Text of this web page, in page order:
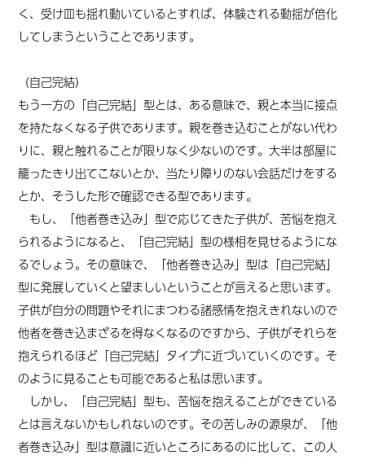
く、受け皿も揺れ動いているとすれば、体験される動揺が倍化
してしまうということであります。
（自己完結）
もう一方の「自己完結」型とは、ある意味で、親と本当に接点
を持たなくなる子供であります。親を巻き込むことがない代わ
りに、親と触れることが限りなく少ないのです。大半は部屋に
籠ったきり出てこないとか、当たり障りのない会話だけをする
とか、そうした形で確認できる型であります。
もし、「他者巻き込み」型で応じてきた子供が、苦悩を抱え
られるようになると、「自己完結」型の様相を見せるようにな
るでしょう。その意味で、「他者巻き込み」型は「自己完結」
型に発展していくと望ましいということが言えると思います。
子供が自分の問題やそれにまつわる諸感情を抱えきれないので
他者を巻き込まざるを得なくなるのですから、子供がそれらを
抱えられるほど「自己完結」タイプに近づいていくのです。そ
のように見ることも可能であると私は思います。
しかし、「自己完結」型も、苦悩を抱えることができている
とは言えないかもしれないのです。その苦しみの源泉が、「他
者巻き込み」型は意識に近いところにあるのに比して、この人